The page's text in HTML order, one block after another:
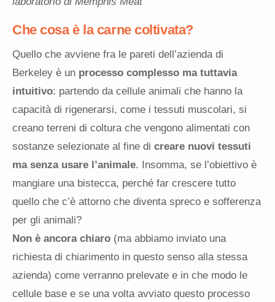
Che cosa è la carne coltivata?
Quello che avviene fra le pareti dell’azienda di
Berkeley è un processo complesso ma tuttavia
intuitivo: partendo da cellule animali che hanno la
capacità di rigenerarsi, come i tessuti muscolari, si
creano terreni di coltura che vengono alimentati con
sostanze selezionate al fine di creare nuovi tessuti
ma senza usare l’animale. Insomma, se l’obiettivo è
mangiare una bistecca, perché far crescere tutto
quello che c’è attorno che diventa spreco e sofferenza
per gli animali?
Non è ancora chiaro (ma abbiamo inviato una
richiesta di chiarimento in questo senso alla stessa
azienda) come verranno prelevate e in che modo le
cellule base e se una volta avviato questo processo